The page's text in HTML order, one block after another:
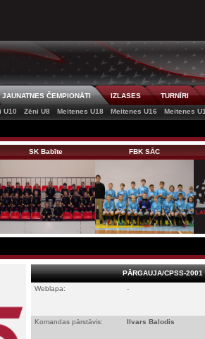
JAUNATNES ČEMPIONĀTI IZLASES TURNĪRI
U10 Zēni U8 Meitenes U18 Meitenes U16 Meitenes
SK Babīte FBK SĀC
PĀRGAUJA/CPSS-2001
Weblapa:
-
Komandas pārstāvis: Ilvars Balodis